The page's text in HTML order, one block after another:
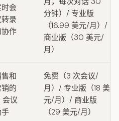
时会
录
作
分钟）/ 专业版
（16.99 美元/月）/
商业版（30 美元/
月）
和
的
会议
免费（3 次会议/
月）/ 专业版（18 美
元/月）/ 商业版
（29 美元/月）